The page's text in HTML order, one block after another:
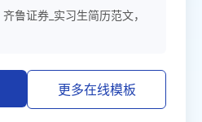
鲁证券_实习生简历范文，
更多在线模板